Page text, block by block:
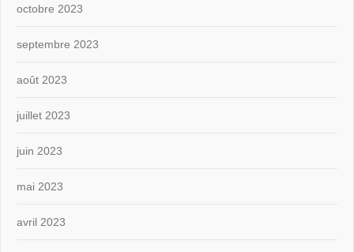
octobre 2023
septembre 2023
août 2023
juillet 2023
juin 2023
mai 2023
avril 2023